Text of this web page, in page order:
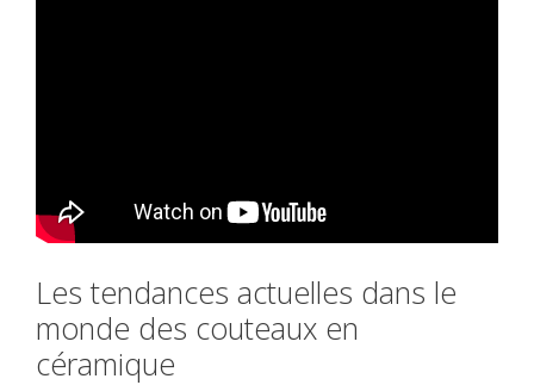
Les tendances actuelles dans le
monde des couteaux en
céramique